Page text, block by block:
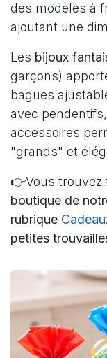
des modèles à
ajoutant une
Les bijoux
garçons)
bagues
avec
accessoires
"grands" et
👉Vous
boutique de
rubrique
petites